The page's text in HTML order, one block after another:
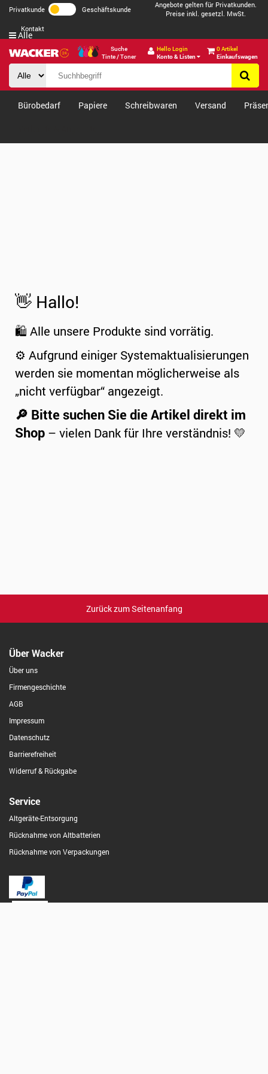
Privatkunde Geschäftskunde
Angebote gelten für Privatkunden.
Preise inkl. gesetzl. MwSt.
Kontakt
Suche
Tinte / Toner
Hello Login
Konto & Listen
0 Artikel
Einkaufswagen
Alle
Bürobedarf Papiere Schreibwaren Versand
👋 Hallo!
🛍️ Alle unsere Produkte sind vorrätig.
⚙️ Aufgrund einiger Systemaktualisierungen
werden sie momentan möglicherweise als
„nicht verfügbar“ angezeigt.
🔎 Bitte suchen Sie die Artikel direkt im
Shop – vielen Dank für Ihre verständnis! 💛
Zurück zum Seitenanfang
Über Wacker
Über uns
Firmengeschichte
AGB
Impressum
Datenschutz
Barrierefreiheit
Widerruf & Rückgabe
Service
Altgeräte-Entsorgung
Rücknahme von Altbatterien
Rücknahme von Verpackungen